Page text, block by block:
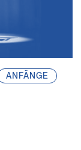
ANFÄNGE